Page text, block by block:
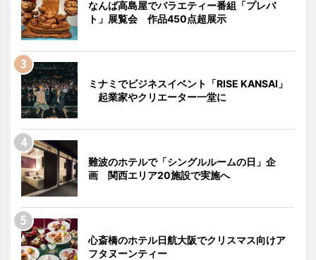
なんば高島屋でバラエティー番組「プレバ
ト」展覧会 作品450点超展示
ミナミでビジネスイベント「RISE KANSAI」
起業家やクリエーター一堂に
難波のホテルで「シングルルームの日」企
画 関西エリア20施設で実施へ
心斎橋のホテル日航大阪でクリスマス向けア
フタヌーンティー